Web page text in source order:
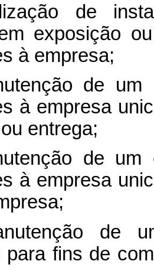
de
exposição
à empresa;
de um
à empresa
entrega;
de um
à empresa
de
para fins de